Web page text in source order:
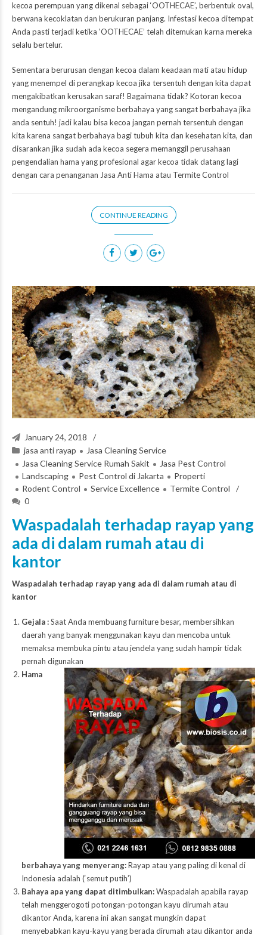
kecoa perempuan yang dikenal sebagai ‘OOTHECAE’, berbentuk oval,
berwana kecoklatan dan berukuran panjang. Infestasi kecoa ditempat
Anda pasti terjadi ketika ‘OOTHECAE’ telah ditemukan karna mereka
selalu bertelur.
Sementara berurusan dengan kecoa dalam keadaan mati atau hidup
yang menempel di perangkap kecoa jika tersentuh dengan kita dapat
mengakibatkan kerusakan saraf! Bagaimana tidak? Kotoran kecoa
mengandung mikroorganisme berbahaya yang sangat berbahaya jika
anda sentuh! jadi kalau bisa kecoa jangan pernah tersentuh dengan
kita karena sangat berbahaya bagi tubuh kita dan kesehatan kita, dan
disarankan jika sudah ada kecoa segera memanggil perusahaan
pengendalian hama yang profesional agar kecoa tidak datang lagi
dengan cara penanganan Jasa Anti Hama atau Termite Control
CONTINUE READING
January 24, 2018
jasa anti rayap
Jasa Cleaning Service
Jasa Cleaning Service Rumah Sakit
Jasa Pest Control
Landscaping
Pest Control di Jakarta
Properti
Rodent Control
Service Excellence
Termite Control
0
Waspadalah terhadap rayap yang
ada di dalam rumah atau di
kantor
Waspadalah terhadap rayap yang ada di dalam rumah atau di
kantor
Gejala :Saat Anda membuang furniture besar, membersihkan
daerah yang banyak menggunakan kayu dan mencoba untuk
memaksa membuka pintu atau jendela yang sudah hampir tidak
pernah digunakan
Hama
berbahaya yang menyerang:Rayap atau yang paling di kenal di
Indonesia adalah (‘semut putih’)
Bahaya apa yang dapat ditimbulkan:Waspadalah apabila rayap
telah menggerogoti potongan-potongan kayu dirumah atau
dikantor Anda, karena ini akan sangat mungkin dapat
menyebabkan kayu-kayu yang berada dirumah atau dikantor anda